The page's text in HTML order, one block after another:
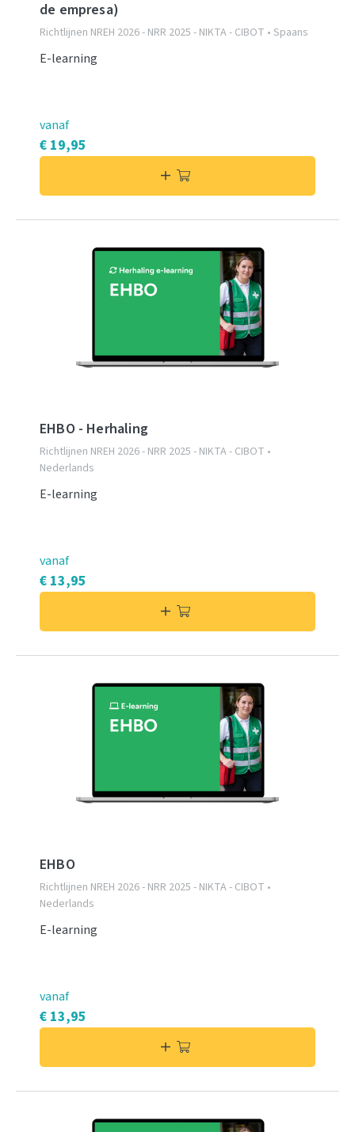
de empresa)
Richtlijnen NREH 2026 - NRR 2025 - NIKTA - CIBOT • Spaans
E-learning
vanaf
€ 19,95
EHBO - Herhaling
Richtlijnen NREH 2026 - NRR 2025 - NIKTA - CIBOT •
Nederlands
E-learning
vanaf
€ 13,95
EHBO
Richtlijnen NREH 2026 - NRR 2025 - NIKTA - CIBOT •
Nederlands
E-learning
vanaf
€ 13,95